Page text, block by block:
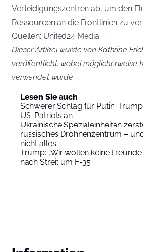
Verteidigungszentren ab, um den
Ressourcen an die Frontlinien zu
Quellen: United24 Media
Dieser Artikel wurde von Kathrine
veröffentlicht, wobei möglicherweise
verwendet wurde
Lesen Sie auch
Schwerer Schlag für Putin:
US-Patriots an
Ukrainische Spezialeinheiten
russisches Drohnenzentrum –
nicht alles
Trump: „Wir wollen keine Freunde
nach Streit um F-35